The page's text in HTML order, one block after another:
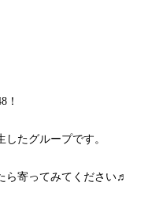
！
たグループです。
ら寄ってみてください♬